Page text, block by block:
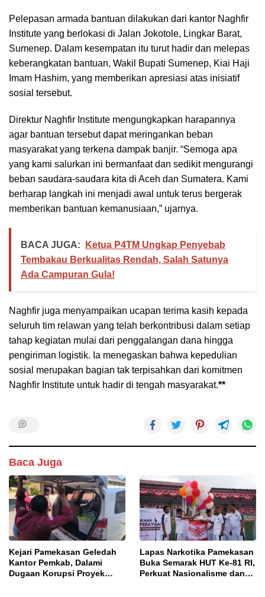
Pelepasan armada bantuan dilakukan dari kantor Naghfir
Institute yang berlokasi di Jalan Jokotole, Lingkar Barat,
Sumenep. Dalam kesempatan itu turut hadir dan melepas
keberangkatan bantuan, Wakil Bupati Sumenep, Kiai Haji
Imam Hashim, yang memberikan apresiasi atas inisiatif
sosial tersebut.
Direktur Naghfir Institute mengungkapkan harapannya
agar bantuan tersebut dapat meringankan beban
masyarakat yang terkena dampak banjir. “Semoga apa
yang kami salurkan ini bermanfaat dan sedikit mengurangi
beban saudara-saudara kita di Aceh dan Sumatera. Kami
berharap langkah ini menjadi awal untuk terus bergerak
memberikan bantuan kemanusiaan,” ujarnya.
BACA JUGA:
Ketua P4TM Ungkap Penyebab
Tembakau Berkualitas Rendah, Salah Satunya
Ada Campuran Gula!
Naghfir juga menyampaikan ucapan terima kasih kepada
seluruh tim relawan yang telah berkontribusi dalam setiap
tahap kegiatan mulai dari penggalangan dana hingga
pengiriman logistik. Ia menegaskan bahwa kepedulian
sosial merupakan bagian tak terpisahkan dari komitmen
Naghfir Institute untuk hadir di tengah masyarakat.**
Baca Juga
Kejari Pamekasan Geledah
Kantor Pemkab, Dalami
Dugaan Korupsi Proyek
Lapas Narkotika Pamekasan
Buka Semarak HUT Ke-81 RI,
Perkuat Nasionalisme dan